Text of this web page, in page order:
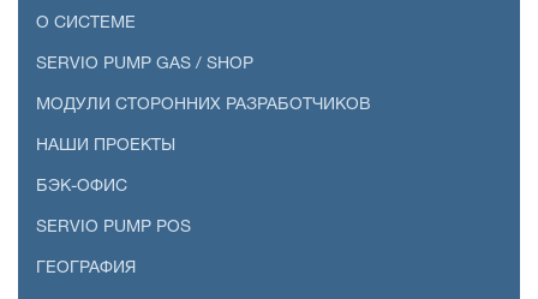
О СИСТЕМЕ
SERVIO PUMP GAS / SHOP
МОДУЛИ СТОРОННИХ РАЗРАБОТЧИКОВ
НАШИ ПРОЕКТЫ
БЭК-ОФИС
SERVIO PUMP POS
ГЕОГРАФИЯ